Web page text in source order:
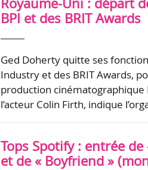
BPI et des BRIT Awards
Ged Doherty quitte ses
Industry et des BRIT Awards,
production cinématographique
l’acteur Colin Firth, indique
Tops Spotify : entrée de
et de « Boyfriend »